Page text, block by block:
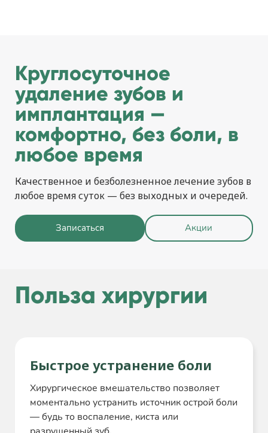
Круглосуточное
удаление зубов и
имплантация —
комфортно, без боли, в
любое время
Качественное и безболезненное лечение зубов в
любое время суток — без выходных и очередей.
Записаться Акции
Польза хирургии
Быстрое устранение боли
Хирургическое вмешательство позволяет
моментально устранить источник острой боли
— будь то воспаление, киста или